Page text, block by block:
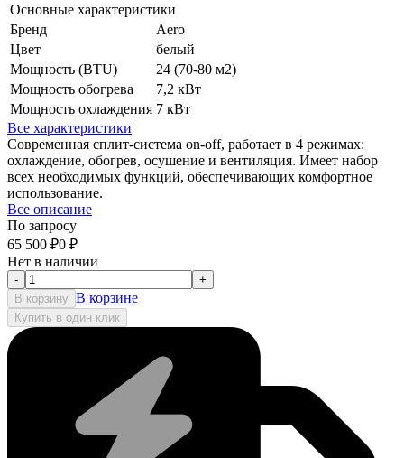
Основные характеристики
Бренд
Aero
Цвет
белый
Мощность (BTU)
24 (70-80 м2)
Мощность обогрева
7,2 кВт
Мощность охлаждения 7 кВт
Все характеристики
Современная сплит-система on-off, работает в 4 режимах:
охлаждение, обогрев, осушение и вентиляция. Имеет набор
всех необходимых функций, обеспечивающих комфортное
использование.
Все описание
По запросу
65 500 ₽0 ₽
Нет в наличии
-
+
В корзину В корзине
Купить в один клик